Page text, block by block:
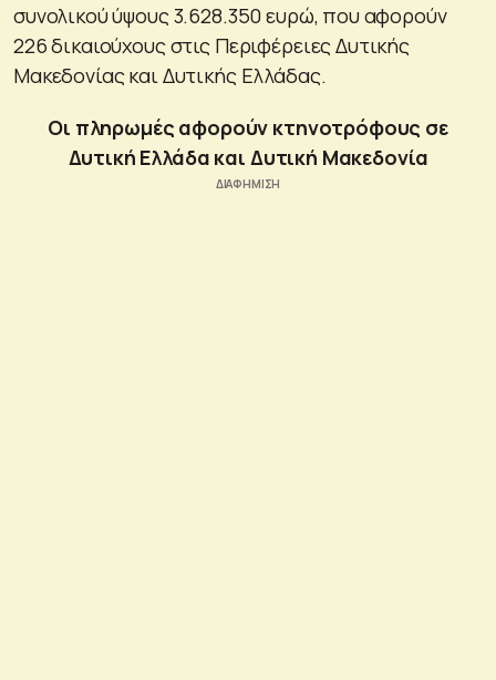
συνολικού ύψους 3.628.350 ευρώ, που αφορούν
226 δικαιούχους στις Περιφέρειες Δυτικής
Μακεδονίας και Δυτικής Ελλάδας.
Οι πληρωμές αφορούν κτηνοτρόφους σε
Δυτική Ελλάδα και Δυτική Μακεδονία